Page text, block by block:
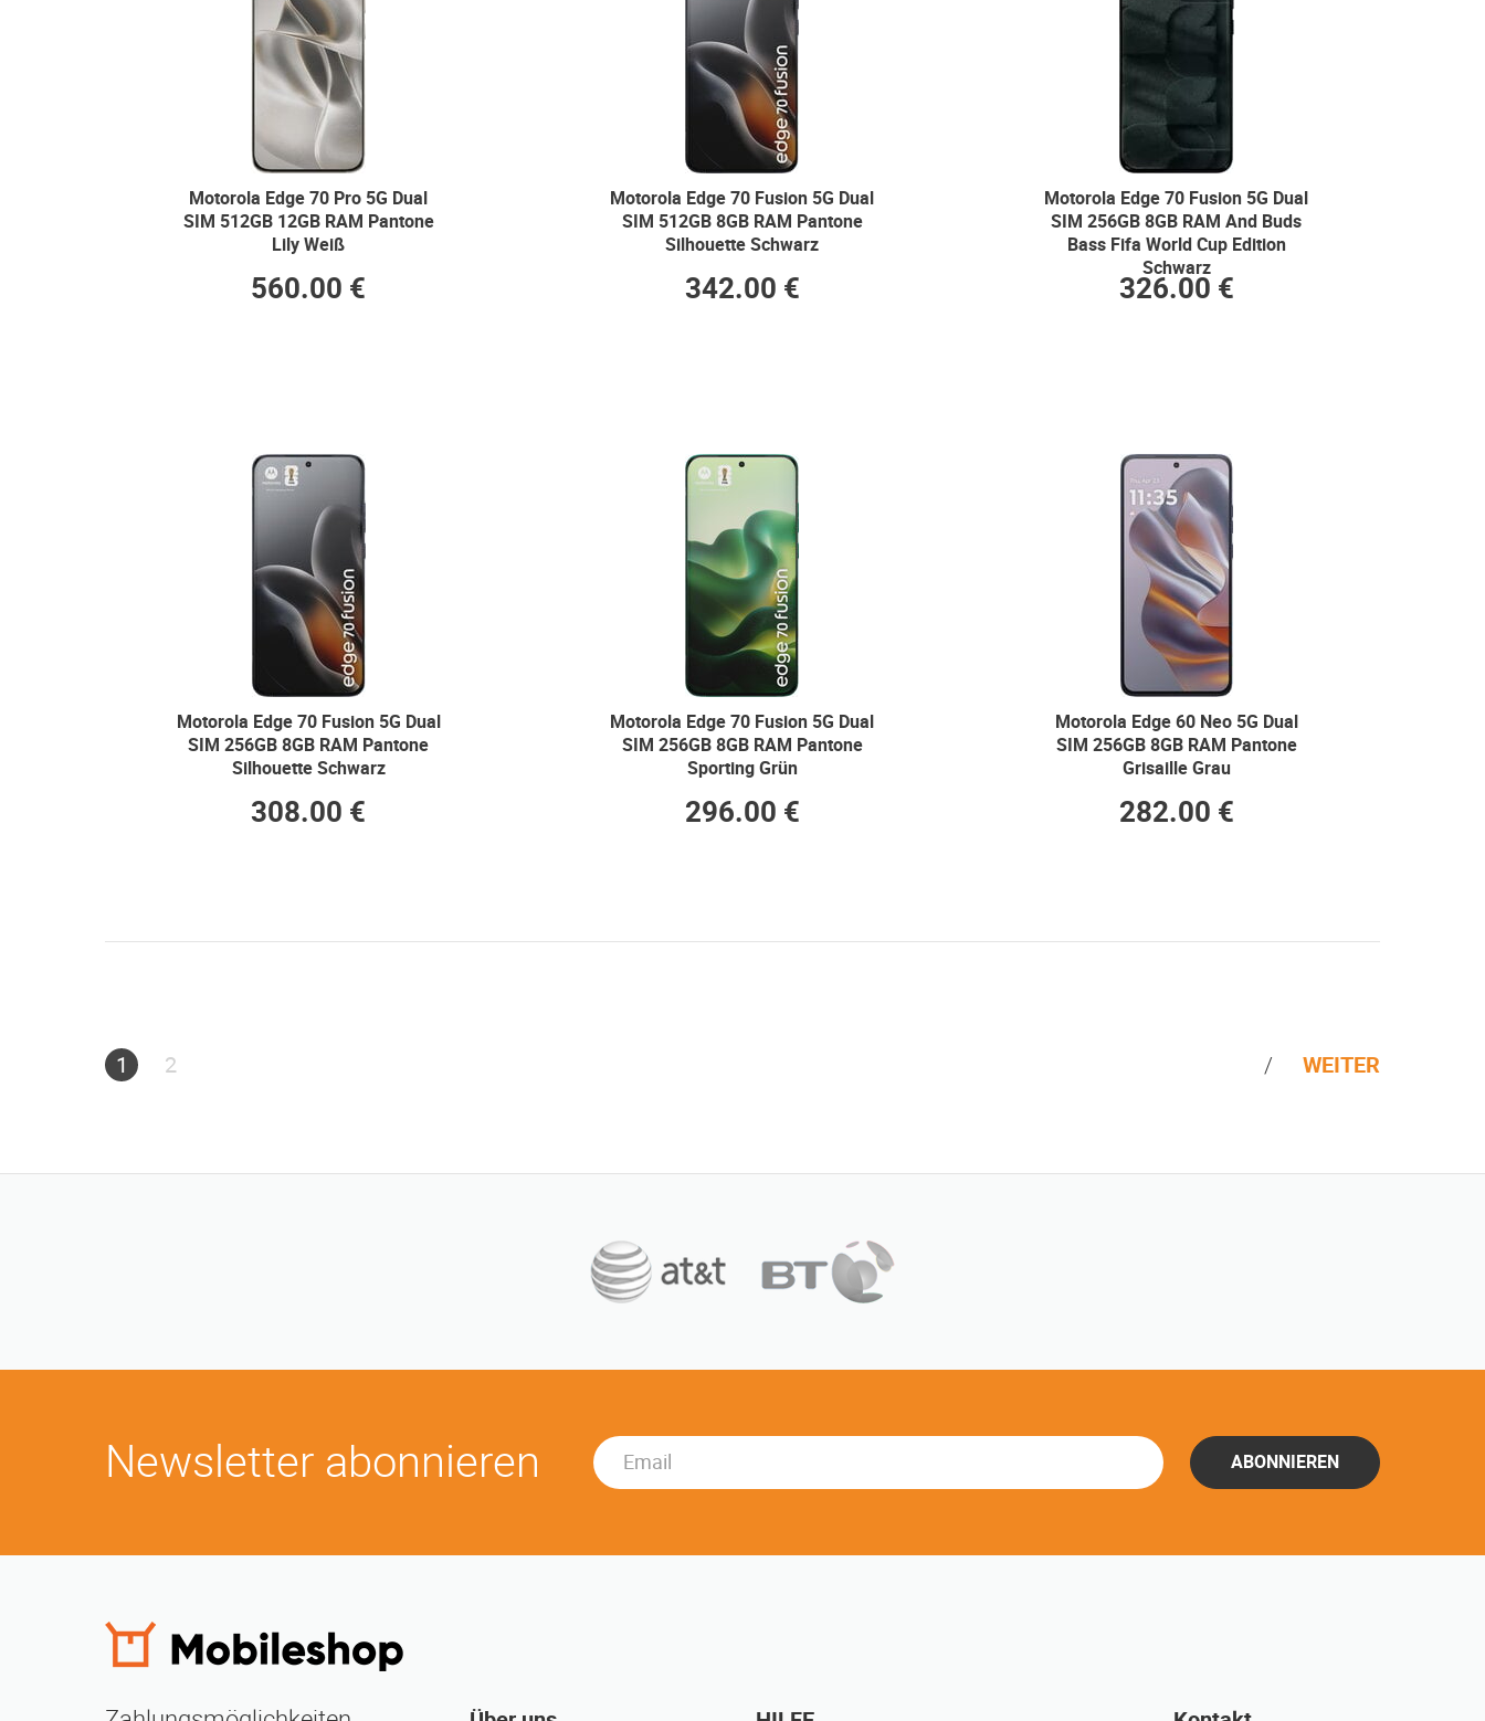
Motorola Edge 70 Pro 5G Dual
SIM 512GB 12GB RAM Pantone
Lily Weiß
560.00 €
Motorola Edge 70 Fusion 5G Dual
SIM 512GB 8GB RAM Pantone
Silhouette Schwarz
342.00 €
Motorola Edge 70 Fusion 5G Dual
SIM 256GB 8GB RAM And Buds
Bass Fifa World Cup Edition
Schwarz
326.00 €
Motorola Edge 70 Fusion 5G Dual
SIM 256GB 8GB RAM Pantone
Silhouette Schwarz
308.00 €
Motorola Edge 70 Fusion 5G Dual
SIM 256GB 8GB RAM Pantone
Sporting Grün
296.00 €
Motorola Edge 60 Neo 5G Dual
SIM 256GB 8GB RAM Pantone
Grisaille Grau
282.00 €
1 2 WEITER
Newsletter abonnieren ABONNIEREN